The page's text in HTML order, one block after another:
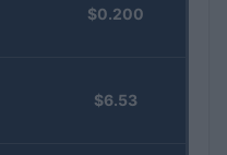
$0.200
$6.53